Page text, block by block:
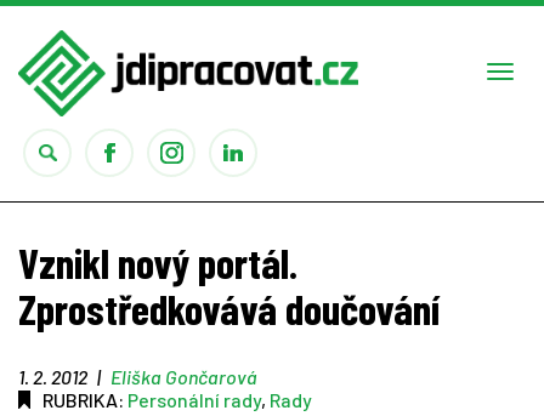
Obory
Vznikl nový portál.
Zprostředkovává doučování
1. 2. 2012 | Eliška Gončarová
RUBRIKA: Personální rady, Rady